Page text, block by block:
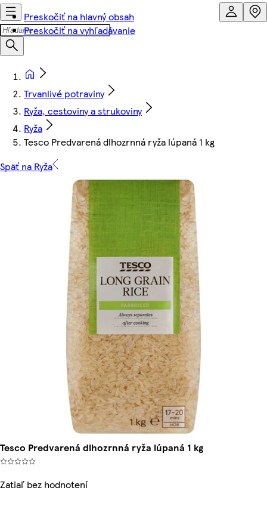
Preskočiť na hlavný obsah
Preskočiť na vyhľadávanie
Trvanlivé potraviny
Ryža, cestoviny a strukoviny
Ryža
Tesco Predvarená dlhozrnná ryža lúpaná 1 kg
Späť na Ryža
Tesco Predvarená dlhozrnná ryža lúpaná 1 kg
Zatiaľ bez hodnotení